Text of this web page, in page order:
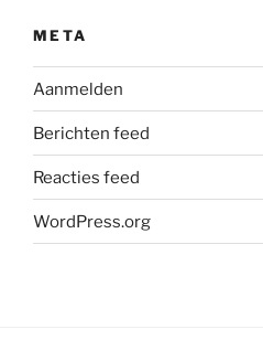
META
Aanmelden
Berichten feed
Reacties feed
WordPress.org